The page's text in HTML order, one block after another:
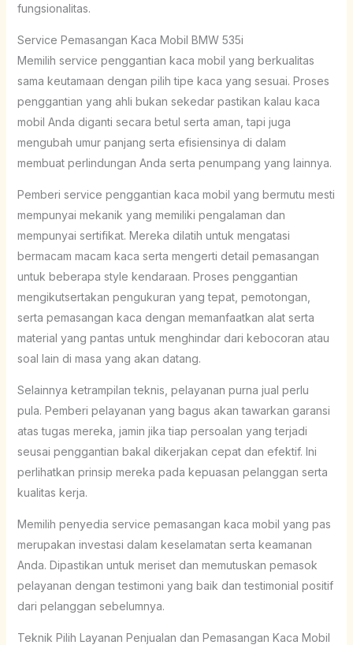
fungsionalitas.
Service Pemasangan Kaca Mobil BMW 535i
Memilih service penggantian kaca mobil yang berkualitas
sama keutamaan dengan pilih tipe kaca yang sesuai. Proses
penggantian yang ahli bukan sekedar pastikan kalau kaca
mobil Anda diganti secara betul serta aman, tapi juga
mengubah umur panjang serta efisiensinya di dalam
membuat perlindungan Anda serta penumpang yang lainnya.
Pemberi service penggantian kaca mobil yang bermutu mesti
mempunyai mekanik yang memiliki pengalaman dan
mempunyai sertifikat. Mereka dilatih untuk mengatasi
bermacam macam kaca serta mengerti detail pemasangan
untuk beberapa style kendaraan. Proses penggantian
mengikutsertakan pengukuran yang tepat, pemotongan,
serta pemasangan kaca dengan memanfaatkan alat serta
material yang pantas untuk menghindar dari kebocoran atau
soal lain di masa yang akan datang.
Selainnya ketrampilan teknis, pelayanan purna jual perlu
pula. Pemberi pelayanan yang bagus akan tawarkan garansi
atas tugas mereka, jamin jika tiap persoalan yang terjadi
seusai penggantian bakal dikerjakan cepat dan efektif. Ini
perlihatkan prinsip mereka pada kepuasan pelanggan serta
kualitas kerja.
Memilih penyedia service pemasangan kaca mobil yang pas
merupakan investasi dalam keselamatan serta keamanan
Anda. Dipastikan untuk meriset dan memutuskan pemasok
pelayanan dengan testimoni yang baik dan testimonial positif
dari pelanggan sebelumnya.
Teknik Pilih Layanan Penjualan dan Pemasangan Kaca Mobil